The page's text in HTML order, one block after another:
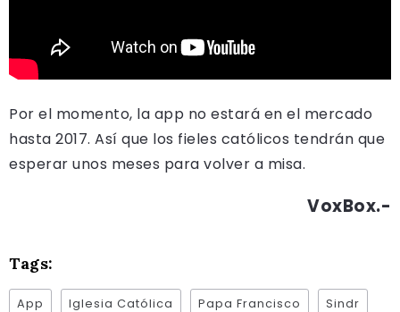
Por el momento, la app no estará en el mercado
hasta 2017. Así que los fieles católicos tendrán que
esperar unos meses para volver a misa.
VoxBox.-
Tags:
App Iglesia Católica Papa Francisco Sindr